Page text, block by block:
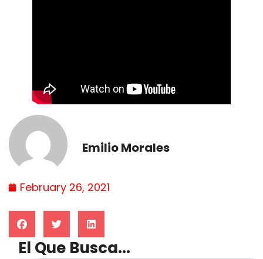
Emilio Morales
February 26, 2021
El Que Busca...